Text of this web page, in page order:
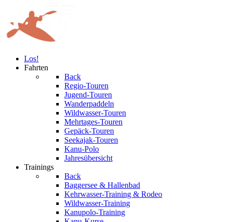
Los!
Fahrten
Back
Regio-Touren
Jugend-Touren
Wanderpaddeln
Wildwasser-Touren
Mehrtages-Touren
Gepäck-Touren
Seekajak-Touren
Kanu-Polo
Jahresübersicht
Trainings
Back
Baggersee & Hallenbad
Kehrwasser-Training & Rodeo
Wildwasser-Training
Kanupolo-Training